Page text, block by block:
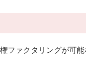
ァクタリングが可能